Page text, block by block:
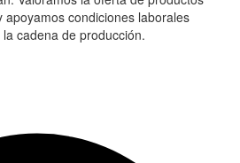
apoyamos condiciones laborales
cadena de producción.